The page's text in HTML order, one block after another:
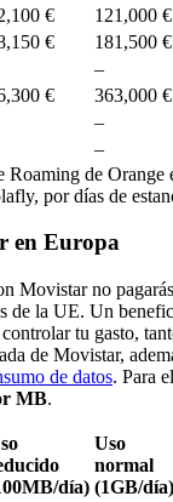
€ 121,000 €
€ 181,500 €
–
€ 363,000 €
–
–
Roaming de Orange
por días de
en Europa
Movistar no
de la UE. Un
tu gasto,
de Movistar,
de datos. Para
MB.
día)
Uso
normal
(1GB/día)